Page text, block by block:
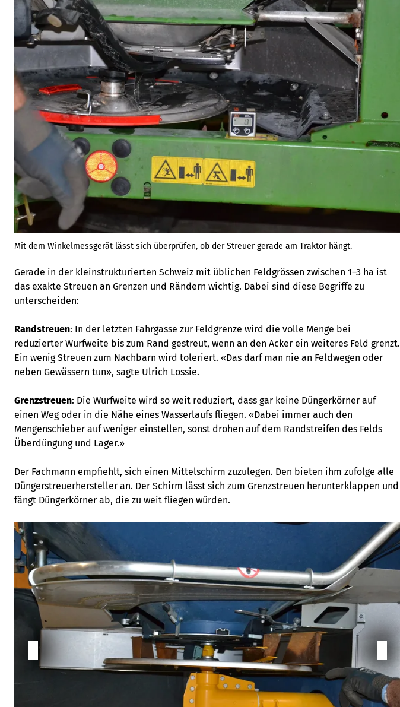
Mit dem Winkelmessgerät lässt sich überprüfen, ob der Streuer gerade am Traktor hängt.
Gerade in der kleinstrukturierten Schweiz mit üblichen Feldgrössen zwischen 1–3 ha ist
das exakte Streuen an Grenzen und Rändern wichtig. Dabei sind diese Begriffe zu
unterscheiden:
Randstreuen: In der letzten Fahrgasse zur Feldgrenze wird die volle Menge bei
reduzierter Wurfweite bis zum Rand gestreut, wenn an den Acker ein weiteres Feld grenzt.
Ein wenig Streuen zum Nachbarn wird toleriert. «Das darf man nie an Feldwegen oder
neben Gewässern tun», sagte Ulrich Lossie.
Grenzstreuen: Die Wurfweite wird so weit reduziert, dass gar keine Düngerkörner auf
einen Weg oder in die Nähe eines Wasserlaufs fliegen. «Dabei immer auch den
Mengenschieber auf weniger einstellen, sonst drohen auf dem Randstreifen des Felds
Überdüngung und Lager.»
Der Fachmann empfiehlt, sich einen Mittelschirm zuzulegen. Den bieten ihm zufolge alle
Düngerstreuerhersteller an. Der Schirm lässt sich zum Grenzstreuen herunterklappen und
fängt Düngerkörner ab, die zu weit fliegen würden.